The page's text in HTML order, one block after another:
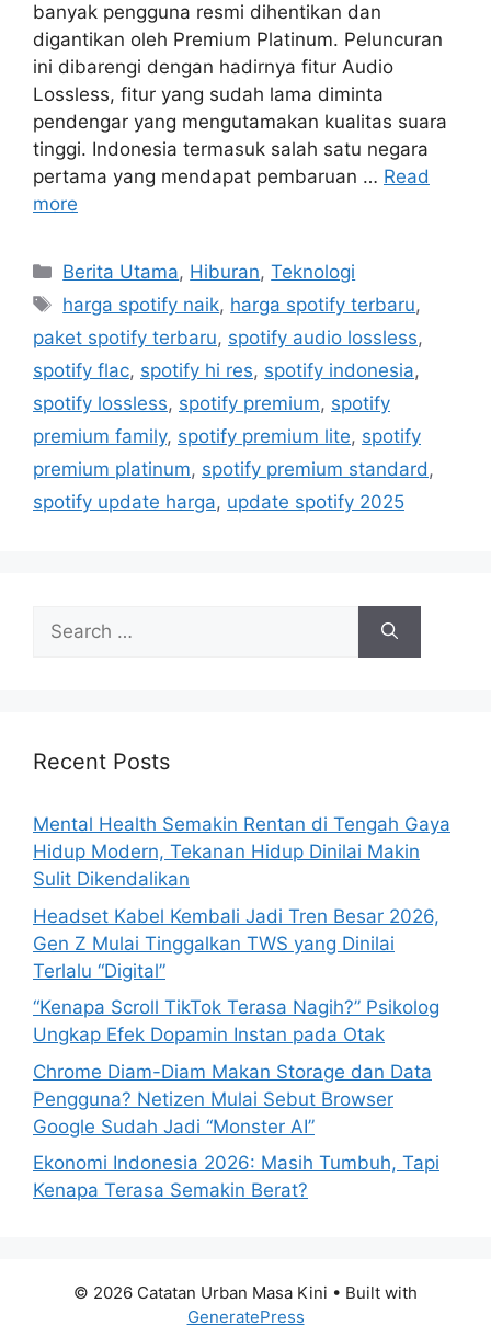
banyak pengguna resmi dihentikan dan
digantikan oleh Premium Platinum. Peluncuran
ini dibarengi dengan hadirnya fitur Audio
Lossless, fitur yang sudah lama diminta
pendengar yang mengutamakan kualitas suara
tinggi. Indonesia termasuk salah satu negara
pertama yang mendapat pembaruan … Read
more
C
a
e
g
o
r
i
s
Berita Utama, Hiburan,Teknologi
T
a
s
harga spotify naik, harga spotify terbaru,
paket spotify terbaru, spotify audio lossless,
spotify flac, spotify hi res, spotify indonesia,
spotify lossless, spotify premium, spotify
premium family, spotify premium lite, spotify
premium platinum, spotify premium standard,
spotify update harga, update spotify 2025
h
r
:
Recent Posts
Mental Health Semakin Rentan di Tengah Gaya
Hidup Modern, Tekanan Hidup Dinilai Makin
Sulit Dikendalikan
Headset Kabel Kembali Jadi Tren Besar 2026,
Gen Z Mulai Tinggalkan TWS yang Dinilai
Terlalu “Digital”
“Kenapa Scroll TikTok Terasa Nagih?” Psikolog
Ungkap Efek Dopamin Instan pada Otak
Chrome Diam-Diam Makan Storage dan Data
Pengguna? Netizen Mulai Sebut Browser
Google Sudah Jadi “Monster AI”
Ekonomi Indonesia 2026: Masih Tumbuh, Tapi
Kenapa Terasa Semakin Berat?
© 2026 Catatan Urban Masa Kini • Built with
GeneratePress